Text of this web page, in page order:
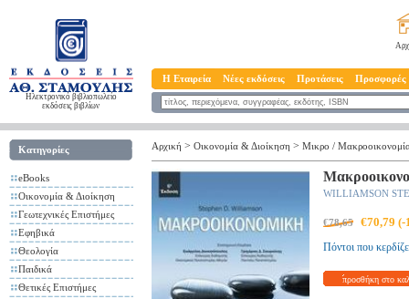
Ηλεκτρονικό βιβλιοπωλείο
εκδόσεις βιβλίων
Η Εταιρεία Νέες εκδόσεις Προτάσεις Προσφορές
Κατηγορίες
eBooks
Οικονομία & Διοίκηση
Γεωτεχνικές Επιστήμες
Εφηβικά
Θεολογία
Παιδικά
Θετικές Επιστήμες
Αρχική > Οικονομία & Διοίκηση > Μικρο /
WILLIAMSON
€78,65 €70,79
Πόντοι που
προσθήκη στο